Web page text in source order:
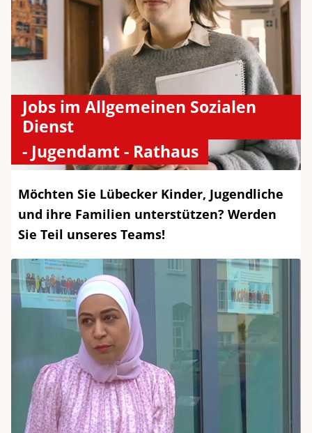
Jobs im Allgemeinen Sozialen
Dienst
- Jugendamt - Rathaus
Möchten Sie Lübecker Kinder, Jugendliche
und ihre Familien unterstützen? Werden
Sie Teil unseres Teams!